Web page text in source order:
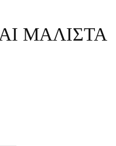
ΜΑΛΙΣΤΑ